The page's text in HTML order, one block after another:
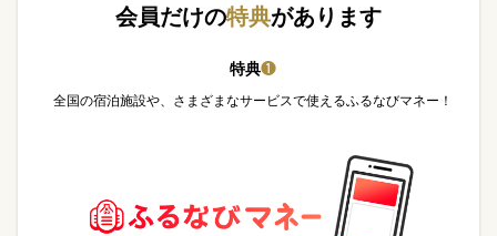
会員だけの特典があります
特典❶
全国の宿泊施設や、さまざまなサービスで使えるふるなびマネー！